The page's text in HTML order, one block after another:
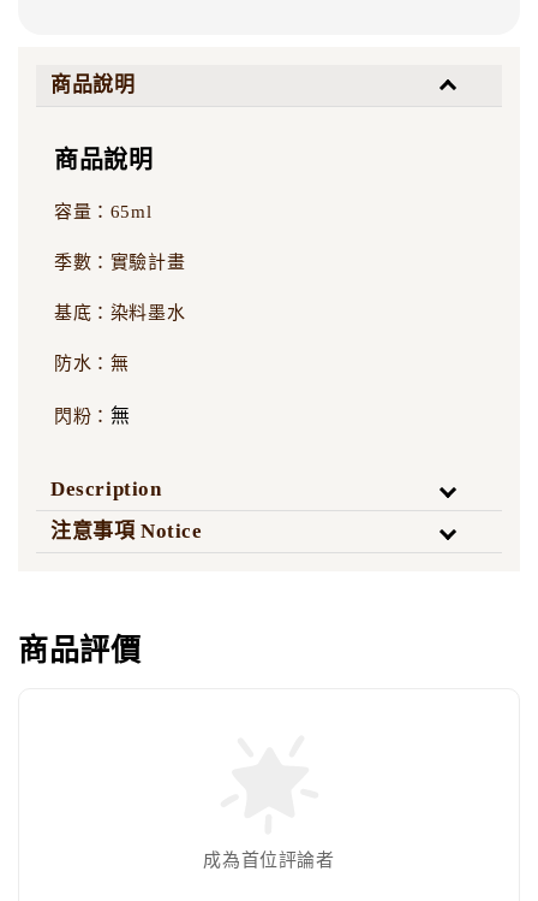
商品說明
商品說明
容量：65ml
季數：實驗計畫
基底：染料墨水
防水：無
閃粉： 無
Description
注意事項 Notice
商品評價
成為首位評論者